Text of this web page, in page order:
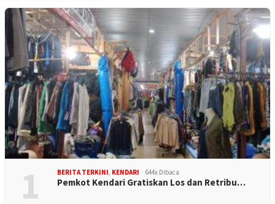
1 BERITA TERKINI KENDARI 644x Dibaca
Pemkot Kendari Gratiskan Los dan Retribu…